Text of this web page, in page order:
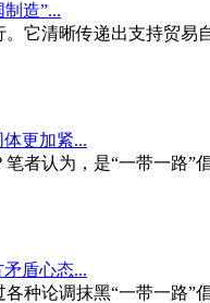
造”...
它清晰传递出支持贸
更加紧...
者认为，是“一带一路
盾心态...
种论调抹黑“一带一路”